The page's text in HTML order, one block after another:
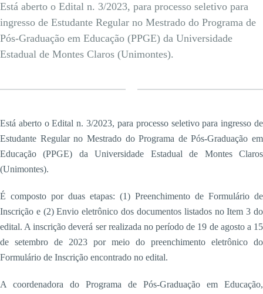
Está aberto o Edital n. 3/2023, para processo seletivo para
ingresso de Estudante Regular no Mestrado do Programa de
Pós-Graduação em Educação (PPGE) da Universidade
Estadual de Montes Claros (Unimontes).
Está aberto o Edital n. 3/2023, para processo seletivo para ingresso de
Estudante Regular no Mestrado do Programa de Pós-Graduação em
Educação (PPGE) da Universidade Estadual de Montes Claros
(Unimontes).
É composto por duas etapas: (1) Preenchimento de Formulário de
Inscrição e (2) Envio eletrônico dos documentos listados no Item 3 do
edital. A inscrição deverá ser realizada no período de 19 de agosto a 15
de setembro de 2023 por meio do preenchimento eletrônico do
Formulário de Inscrição encontrado no edital.
A coordenadora do Programa de Pós-Graduação em Educação,